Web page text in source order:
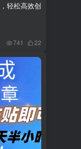
轻松高效创
741 22